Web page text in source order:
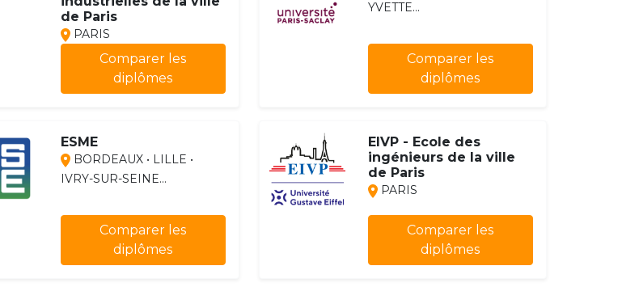
de Paris
PARIS
Comparer les
diplômes
YVETTE...
Comparer les
diplômes
ESME
BORDEAUX • LILLE •
IVRY-SUR-SEINE...
Comparer les
diplômes
EIVP - Ecole des
ingénieurs de la ville
de Paris
PARIS
Comparer les
diplômes